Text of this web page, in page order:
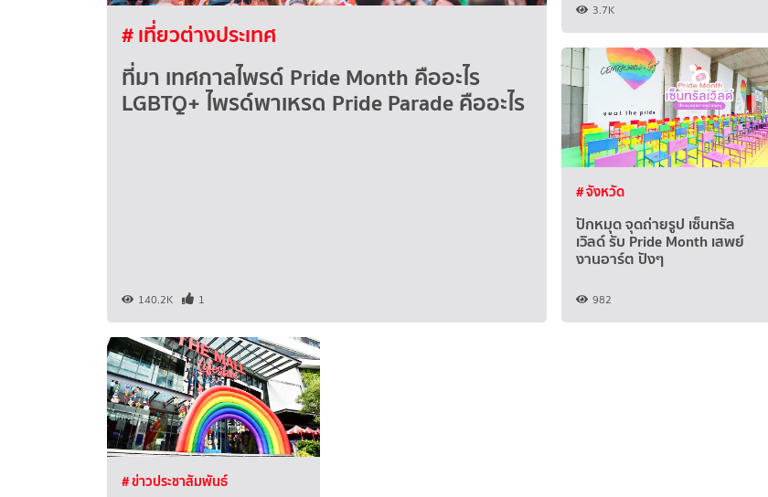
# เที่ยวต่างประเทศ
ที่มา เทศกาลไพรด์ Pride Month คืออะไร
LGBTQ+ ไพรด์พาเหรด Pride Parade คืออะไร
140.2K 1
3.7K
# จังหวัด
ปักหมุด จุดถ่ายรูป เซ็นทรัล
เวิลด์ รับ Pride Month เสพย์
งานอาร์ต ปังๆ
982
# ข่าวประชาสัมพันธ์